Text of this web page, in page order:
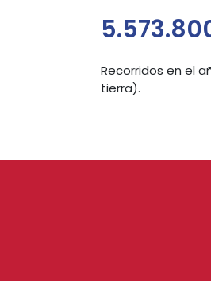
Recorridos en el
tierra).